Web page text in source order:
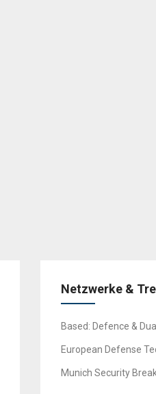
Netzwerke &
Based: Defence &
European Defense
Munich Security